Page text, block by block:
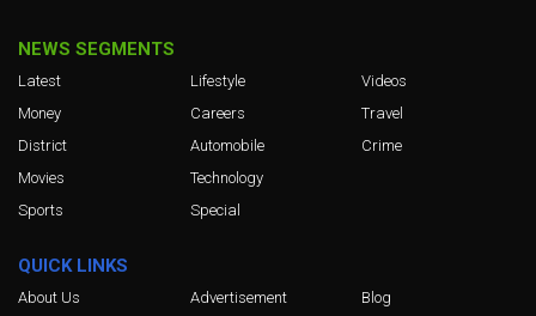
NEWS SEGMENTS
Latest
Money
District
Movies
Sports
Lifestyle
Careers
Automobile
Technology
Special
Videos
Travel
Crime
QUICK LINKS
About Us Advertisement Blog